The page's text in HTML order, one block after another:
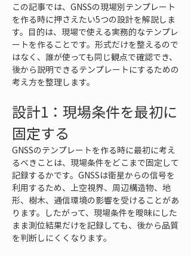
この記事では、GNSSの現場別テンプレート
を作る時に押さえたい5つの設計を解説しま
す。目的は、現場で使える実務的なテンプレ
ートを作ることです。形式だけを整えるので
はなく、誰が使っても同じ観点で確認でき、
後から説明できるテンプレートにするための
考え方を整理します。
設計1：現場条件を最初に
固定する
GNSSのテンプレートを作る時に最初に考え
るべきことは、現場条件をどこまで固定して
記録するかです。GNSSは衛星からの信号を
利用するため、上空視界、周辺構造物、地
形、樹木、通信環境の影響を受けることがあ
ります。したがって、現場条件を曖昧にした
まま測位結果だけを記録しても、後から品質
を判断しにくくなります。